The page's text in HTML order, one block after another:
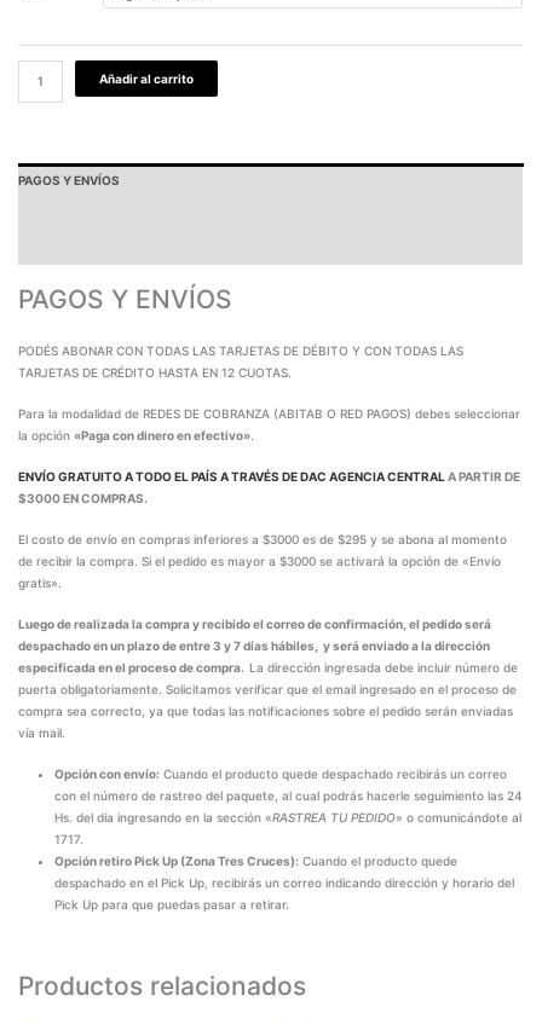
Añadir al carrito
PAGOS Y ENVÍOS
PAGOS Y ENVÍOS
PODÉS ABONAR CON TODAS LAS TARJETAS DE DÉBITO Y CON TODAS LAS
TARJETAS DE CRÉDITO HASTA EN 12 CUOTAS.
Para la modalidad de REDES DE COBRANZA (ABITAB O RED PAGOS) debes seleccionar
la opción «Paga con dinero en efectivo».
ENVÍO GRATUITO A TODO EL PAÍS A TRAVÉS DEDAC AGENCIA CENTRALA PARTIR DE
$3000 EN COMPRAS.
El costo de envío en compras inferiores a $3000 es de $295 y se abona al momento
de recibir la compra. Si el pedido es mayor a $3000 se activará la opción de «Envío
gratis».
Luego de realizada la compra y recibido el correo de confirmación, el pedido será
despachado en un plazo de entre 3 y 7 días hábiles, y será enviado a la dirección
especificada en el proceso de compra. La dirección ingresada debe incluir número de
puerta obligatoriamente. Solicitamos verificar que el email ingresado en el proceso de
compra sea correcto, ya que todas las notificaciones sobre el pedido serán enviadas
vía mail.
Opción con envío: Cuando el producto quede despachado recibirás un correo
con el número de rastreo del paquete, al cual podrás hacerle seguimiento las 24
Hs. del día ingresando en la sección «RASTREA TU PEDIDO» o comunicándote al
1717.
Opción retiro Pick Up (Zona Tres Cruces): Cuando el producto quede
despachado en el Pick Up, recibirás un correo indicando dirección y horario del
Pick Up para que puedas pasar a retirar.
Productos relacionados